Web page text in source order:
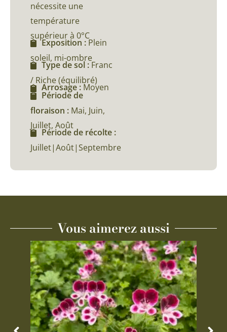
nécessite une
température
supérieur à 0°C
Exposition : Plein
soleil, mi-ombre
Type de sol : Franc
/ Riche (équilibré)
Arrosage : Moyen
Période de
floraison : Mai, Juin,
Juillet, Août
Période de récolte :
Juillet|Août|Septembre
Vous aimerez aussi